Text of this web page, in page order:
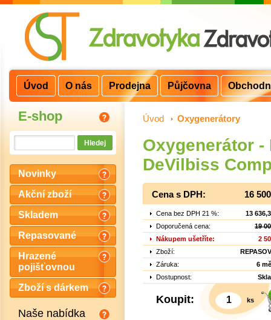
E-shop
Novinky
Akční zboží
Skladem
Repasované
Hrazené
pojišťovnou
Zboží s dárkem
Naše nabídka
Úvod > Oxygenerátory
Oxygenerátor
DeVilbiss
Cena s DPH: 16
Cena bez DPH 21 %:
13
Doporučená cena:
19
Nákupem ušetříte:
2
Zboží:
Záruka:
6
Dostupnost:
Koupit: ks
Úvod O nás Prodejna Půjčovna